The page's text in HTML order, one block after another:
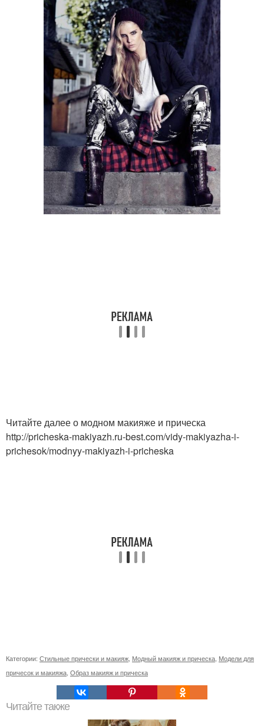
Читайте далее о модном макияже и прическа
http://pricheska-makiyazh.ru-best.com/vidy-makiyazha-i-
prichesok/modnyy-makiyazh-i-pricheska
Категории: Стильные прически и макияж Модный макияж и прическа Модели для
причесок и макияжа Образ макияж и прическа
Читайте также